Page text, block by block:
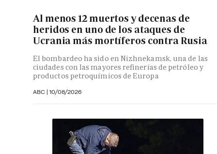
Al menos 12 muertos y decenas de
heridos en uno de los ataques de
Ucrania más mortíferos contra Rusia
El bombardeo ha sido en Nizhnekamsk, una de las
ciudades con las mayores refinerías de petróleo y
productos petroquímicos de Europa
ABC | 10/08/2026